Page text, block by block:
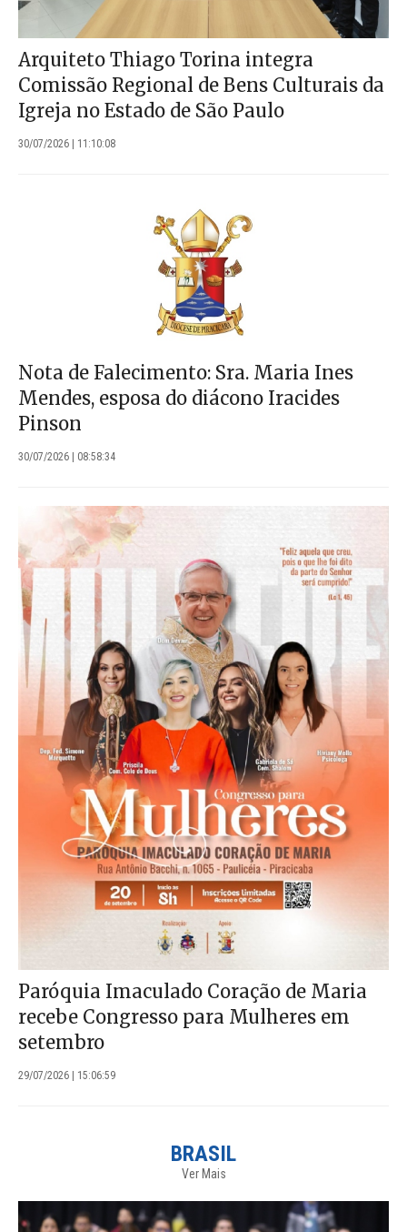
Arquiteto Thiago Torina integra
Comissão Regional de Bens Culturais da
Igreja no Estado de São Paulo
30/07/2026 | 11:10:08
Nota de Falecimento: Sra. Maria Ines
Mendes, esposa do diácono Iracides
Pinson
30/07/2026 | 08:58:34
Paróquia Imaculado Coração de Maria
recebe Congresso para Mulheres em
setembro
29/07/2026 | 15:06:59
BRASIL
Ver Mais